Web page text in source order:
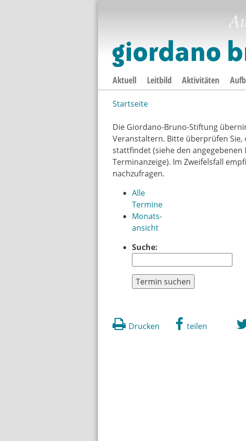
Aktuell Leitbild Aktivitäten
Startseite
Die Giordano-Bruno-Stiftung
Veranstaltern. Bitte überprüfen
stattfindet (siehe den
Terminanzeige). Im Zweifelsfall
nachzufragen.
Alle
Termine
Monats-
ansicht
Suche:
Termin suchen
Drucken teilen